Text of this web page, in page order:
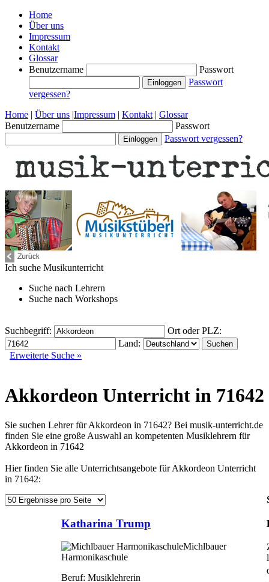
Home
Über uns
Impressum
Kontakt
Glossar
Benutzername
Passwort
Passwort
vergessen?
Home | Über uns |Impressum | Kontakt | Glossar
Benutzername
Passwort
Passwort vergessen?
Ich suche Musikunterricht
Suche nach Lehrern
Suche nach Workshops
Suchbegriff:
Ort oder PLZ:
Land:
Erweiterte Suche »
Akkordeon Unterricht in 71642
Sie suchen Lehrer für Akkordeon in 71642? Bei musik-unterricht.de
finden Sie eine große Auswahl an kompetenten Musiklehrern für
Akkordeon in 71642
Hier finden Sie alle Unterrichtsangebote für Akkordeon Unterricht
in 71642:
Katharina Trump
Michlbauer
Harmonikaschule
Beruf: Musiklehrerin